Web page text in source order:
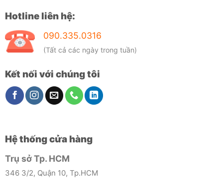
Hotline liên hệ:
090.335.0316
(Tất cả các ngày trong tuần)
Kết nối với chúng tôi
Hệ thống cửa hàng
Trụ sở Tp. HCM
346 3/2, Quận 10, Tp.HCM